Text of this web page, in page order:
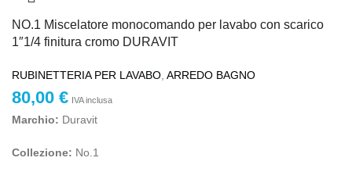
NO.1 Miscelatore monocomando per lavabo con scarico
1″1/4 finitura cromo DURAVIT
RUBINETTERIA PER LAVABO ARREDO BAGNO
80,00 € IVA inclusa
Marchio: Duravit
Collezione: No.1